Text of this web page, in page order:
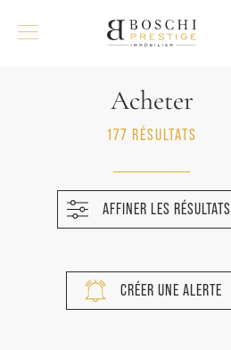
Acheter
177 RÉSULTATS
AFFINER LES RÉSULTATS
CRÉER UNE ALERTE